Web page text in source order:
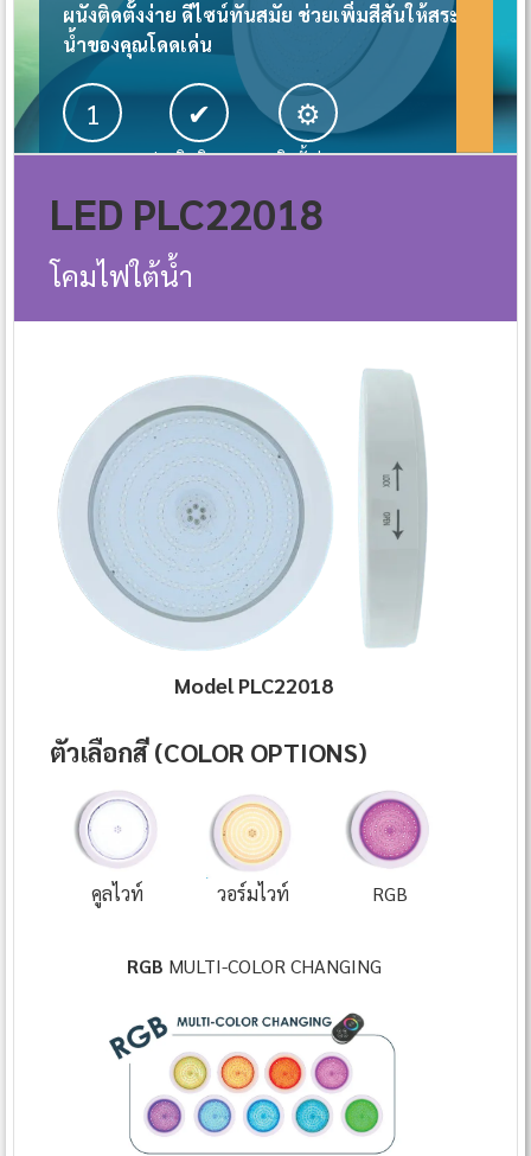
ผนังติดตั้งง่าย ดีไซน์ทันสมัย ช่วยเพิ่มสีสันให้สระ
น้ำของคุณโดดเด่น
1
ทนทาน
✔
ประสิทธิภาพสูง
⚙
ติดตั้งง่าย
LED PLC22018
โคมไฟใต้น้ำ
Model PLC22018
ตัวเลือกสี (COLOR OPTIONS)
คูลไวท์ วอร์มไวท์ RGB
RGB MULTI-COLOR CHANGING